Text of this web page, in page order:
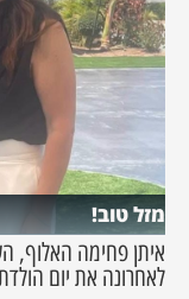
מזל טוב!
איתן פחימה האלוף,
לאחרונה את יום